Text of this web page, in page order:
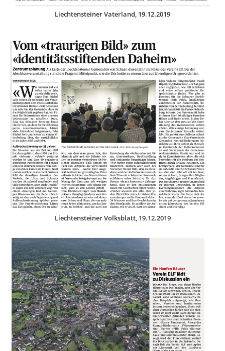
Liechtensteiner Vaterland, 19.12.2019
Liechtensteiner Volksblatt, 19.12.2019